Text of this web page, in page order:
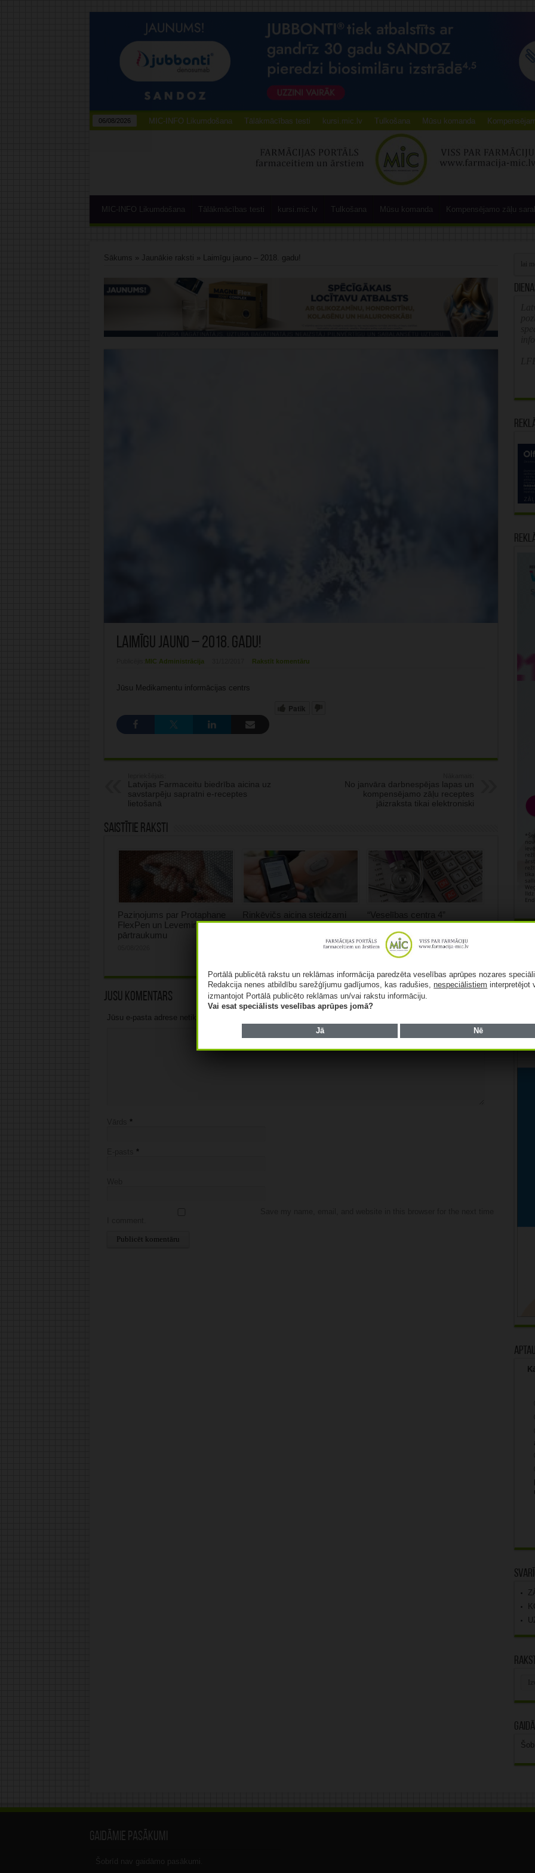
06/08/2026 MIC-INFO Likumdošana Tālākmācības testi kursi.mic.lv Tulkošana Mūsu komanda
MIC-INFO Likumdošana Tālākmācības testi kursi.mic.lv Tulkošana Mūsu komanda Kompensējamo zāļu
Sākums » Jaunākie raksti » Laimīgu jauno – 2018. gadu!
Laimīgu jauno – 2018. gadu!
MIC Administrācija Rakstīt komentāru
Jūsu Medikamentu informācijas centrs
Patīk
Latvijas Farmaceitu biedrība aicina uz
savstarpēju sapratni e-receptes
lietošanā
No janvāra darbnespējas lapas un
kompensējamo zāļu receptes
jāizraksta tikai elektroniski
Saistītie raksti
Paziņojums par Protaphane
FlexPen un Levemir piegādes
pārtraukumu
Rinkēvičs aicina steidzami
rast papildu finansējumu
“Veselības centra 4”
koncerna apgrozījums pērn
pieaudzis par 3,4%
05/08/2026
Jūsu komentārs
Jūsu e-pasta adrese netiks publicēta.Atzīmētie lauki ir obligāti
*
*
Gaidāmie pasākumi
Šobrīd nav gaidāmo pasākumi.
Portālā publicētā rakstu un reklāmas informācija paredzēta veselības aprūpes nozares
Redakcija nenes atbildību sarežģījumu gadījumos, kas radušies,nespeciālistiem interpretējot
izmantojot Portālā publicēto reklāmas un/vai rakstu informāciju.
Vai esat speciālists veselības aprūpes jomā?
Jā Nē